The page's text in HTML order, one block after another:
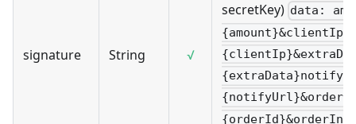
signature String √
secretKey) data:
{amount}&clientIp=